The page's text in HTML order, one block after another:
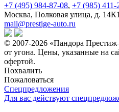
+7 (495) 984-87-08, +7 (985) 411-
Москва, Полковая улица, д. 14К1
mail@prestige-auto.ru
© 2007-2026 «Пандора
от угона. Цены, указанные на
офертой.
Похвалить
Пожаловаться
Спецпредложения
Для вас действуют